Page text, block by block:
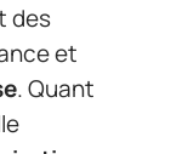
des
et
. Quant